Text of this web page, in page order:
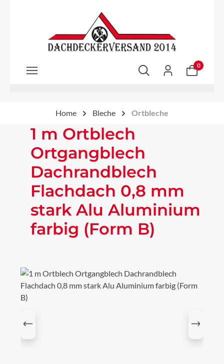
Zum Hauptinhalt springen
0
Home Bleche Ortbleche
1 m Ortblech
Ortgangblech
Dachrandblech
Flachdach 0,8 mm
stark Alu Aluminium
farbig (Form B)
Bildergalerie überspringen